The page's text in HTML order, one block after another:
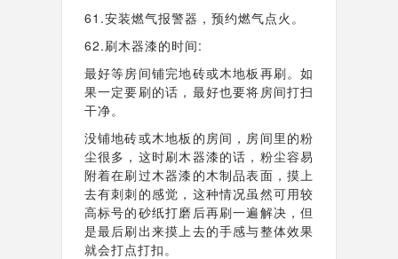
61.安装燃气报警器，预约燃气点火。
62.刷木器漆的时间:
最好等房间铺完地砖或木地板再刷。如
果一定要刷的话，最好也要将房间打扫
干净。
没铺地砖或木地板的房间，房间里的粉
尘很多，这时刷木器漆的话，粉尘容易
附着在刷过木器漆的木制品表面，摸上
去有刺刺的感觉，这种情况虽然可用较
高标号的砂纸打磨后再刷一遍解决，但
是最后刷出来摸上去的手感与整体效果
就会打点打扣。